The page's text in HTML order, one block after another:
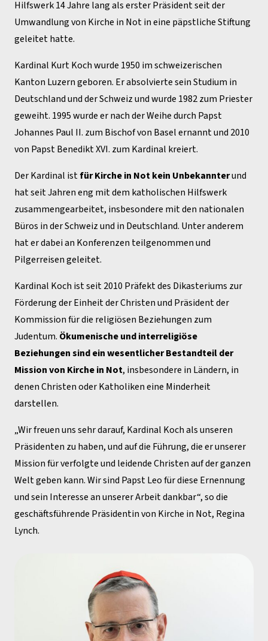
Hilfswerk 14 Jahre lang als erster Präsident seit der
Umwandlung von Kirche in Not in eine päpstliche Stiftung
geleitet hatte.
Kardinal Kurt Koch wurde 1950 im schweizerischen
Kanton Luzern geboren. Er absolvierte sein Studium in
Deutschland und der Schweiz und wurde 1982 zum Priester
geweiht. 1995 wurde er nach der Weihe durch Papst
Johannes Paul II. zum Bischof von Basel ernannt und 2010
von Papst Benedikt XVI. zum Kardinal kreiert.
Der Kardinal istfür Kirche in Not kein Unbekannterund
hat seit Jahren eng mit dem katholischen Hilfswerk
zusammengearbeitet, insbesondere mit den nationalen
Büros in der Schweiz und in Deutschland. Unter anderem
hat er dabei an Konferenzen teilgenommen und
Pilgerreisen geleitet.
Kardinal Koch ist seit 2010 Präfekt des Dikasteriums zur
Förderung der Einheit der Christen und Präsident der
Kommission für die religiösen Beziehungen zum
Judentum. Ökumenische und interreligiöse
Beziehungen sind ein wesentlicher Bestandteil der
Mission von Kirche in Not, insbesondere in Ländern, in
denen Christen oder Katholiken eine Minderheit
darstellen.
„Wir freuen uns sehr darauf, Kardinal Koch als unseren
Präsidenten zu haben, und auf die Führung, die er unserer
Mission für verfolgte und leidende Christen auf der ganzen
Welt geben kann. Wir sind Papst Leo für diese Ernennung
und sein Interesse an unserer Arbeit dankbar“, so die
geschäftsführende Präsidentin von Kirche in Not, Regina
Lynch.